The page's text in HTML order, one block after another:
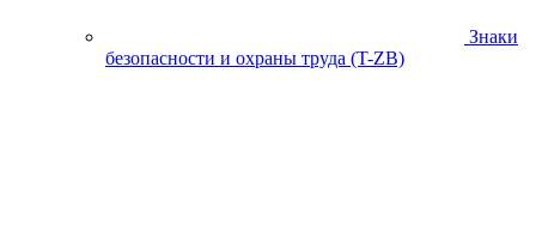
Знаки
безопасности и охраны труда (T-ZB)